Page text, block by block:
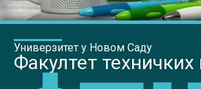
Универзитет у Новом Саду
Факултет техничких